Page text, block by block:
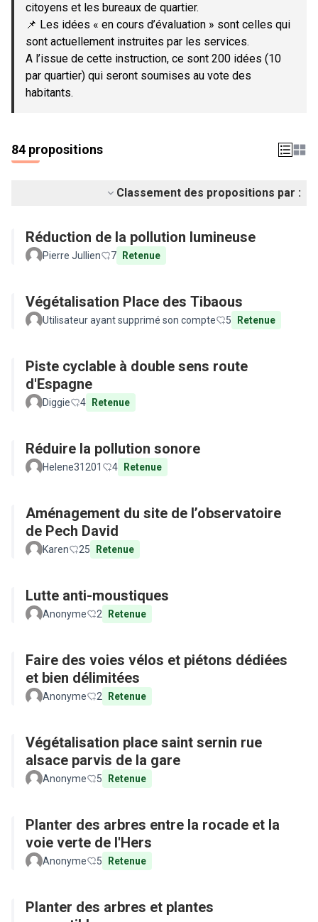
citoyens et les bureaux de quartier.
📌 Les idées « en cours d’évaluation » sont celles qui
sont actuellement instruites par les services.
A l’issue de cette instruction, ce sont 200 idées (10
par quartier) qui seront soumises au vote des
habitants.
84 propositions
Classement des propositions par :
Réduction de la pollution lumineuse
Pierre Jullien 7 Retenue
Végétalisation Place des Tibaous
Utilisateur ayant supprimé son compte 5 Retenue
Piste cyclable à double sens route
d'Espagne
Diggie 4 Retenue
Réduire la pollution sonore
Helene31201 4 Retenue
Aménagement du site de l’observatoire
de Pech David
Karen 25 Retenue
Lutte anti-moustiques
Anonyme 2 Retenue
Faire des voies vélos et piétons dédiées
et bien délimitées
Anonyme 2 Retenue
Végétalisation place saint sernin rue
alsace parvis de la gare
Anonyme 5 Retenue
Planter des arbres entre la rocade et la
voie verte de l'Hers
Anonyme 5 Retenue
Planter des arbres et plantes